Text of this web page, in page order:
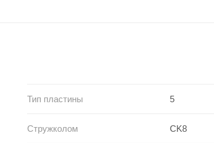
Тип пластины 5
Стружколом CK8